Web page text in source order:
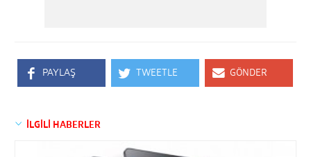
PAYLAŞ TWEETLE GÖNDER
İLGİLİ HABERLER